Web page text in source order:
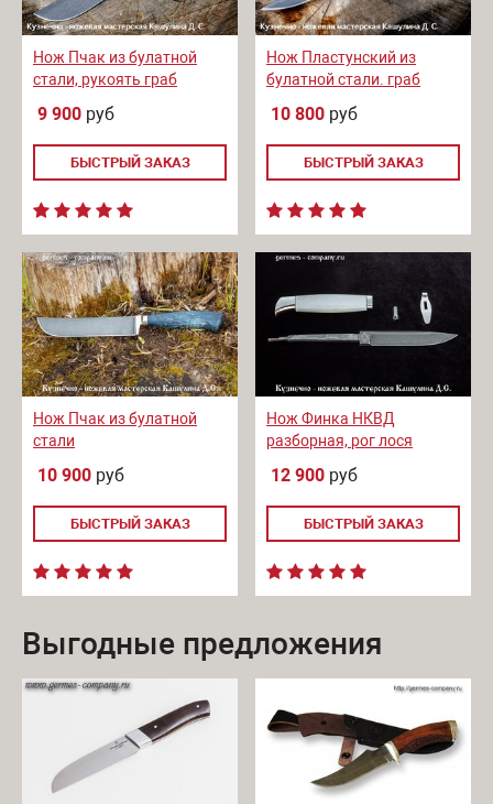
Нож Пчак из булатной
стали, рукоять граб
9 900 руб
БЫСТРЫЙ ЗАКАЗ
Нож Пластунский из
булатной стали. граб
10 800 руб
БЫСТРЫЙ ЗАКАЗ
Нож Пчак из булатной
стали
10 900 руб
БЫСТРЫЙ ЗАКАЗ
Нож Финка НКВД
разборная, рог лося
12 900 руб
БЫСТРЫЙ ЗАКАЗ
Выгодные предложения